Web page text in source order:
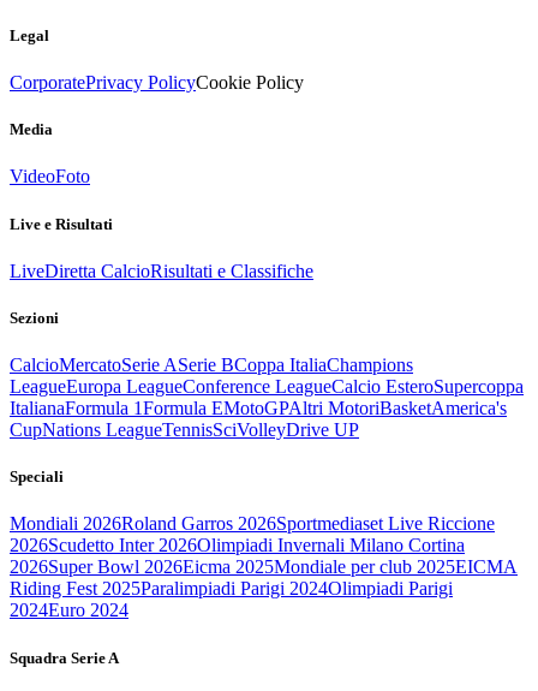
Legal
CorporatePrivacy PolicyCookie Policy
Media
VideoFoto
Live e Risultati
LiveDiretta CalcioRisultati e Classifiche
Sezioni
CalcioMercatoSerie ASerie BCoppa ItaliaChampions
LeagueEuropa LeagueConference LeagueCalcio EsteroSupercoppa
ItalianaFormula 1Formula EMotoGPAltri MotoriBasketAmerica's
CupNations LeagueTennisSciVolleyDrive UP
Speciali
Mondiali 2026Roland Garros 2026Sportmediaset Live Riccione
2026Scudetto Inter 2026Olimpiadi Invernali Milano Cortina
2026Super Bowl 2026Eicma 2025Mondiale per club 2025EICMA
Riding Fest 2025Paralimpiadi Parigi 2024Olimpiadi Parigi
2024Euro 2024
Squadra Serie A